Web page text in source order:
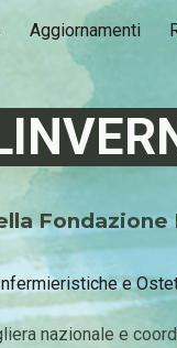
Skip to navigation
Aggiornamenti
Fondazione
e
nazionale e